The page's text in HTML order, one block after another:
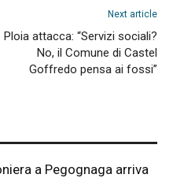
Next article
Ploia attacca: “Servizi sociali?
No, il Comune di Castel
Goffredo pensa ai fossi”
a Pegognaga arriva